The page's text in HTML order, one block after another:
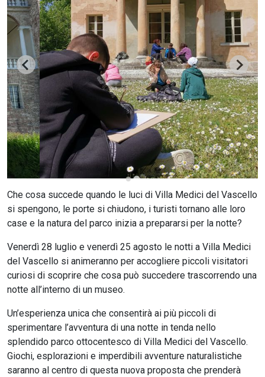
Che cosa succede quando le luci di Villa Medici del Vascello
si spengono, le porte si chiudono, i turisti tornano alle loro
case e la natura del parco inizia a prepararsi per la notte?
Venerdì 28 luglio e venerdì 25 agosto le notti a Villa Medici
del Vascello si animeranno per accogliere piccoli visitatori
curiosi di scoprire che cosa può succedere trascorrendo una
notte all’interno di un museo.
Un’esperienza unica che consentirà ai più piccoli di
sperimentare l’avventura di una notte in tenda nello
splendido parco ottocentesco di Villa Medici del Vascello.
Giochi, esplorazioni e imperdibili avventure naturalistiche
saranno al centro di questa nuova proposta che prenderà